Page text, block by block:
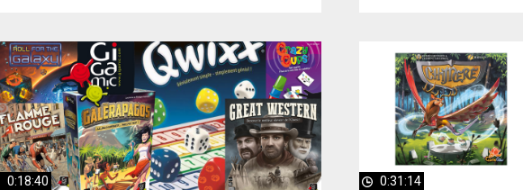
0:18:40 0:31:14